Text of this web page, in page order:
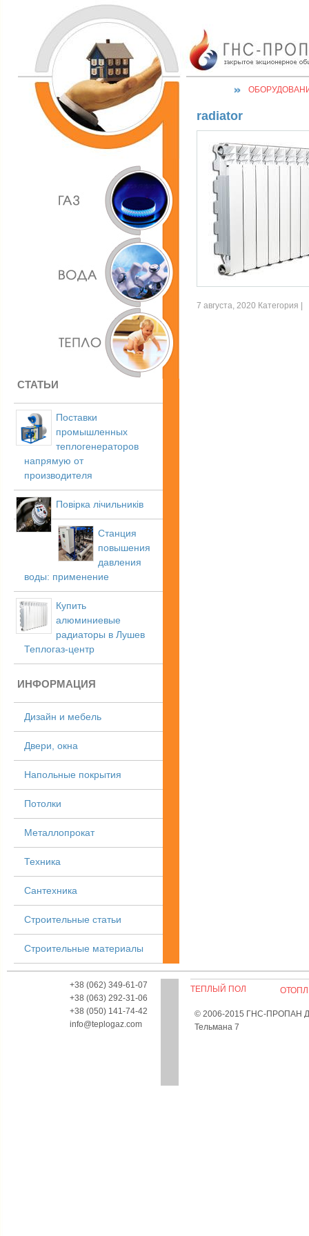
СТАТЬИ
Поставки
промышленных
теплогенераторов
напрямую от
производителя
Повірка лічильників
Станция
повышения
давления
воды: применение
Купить
алюминиевые
радиаторы в Лушев
Теплогаз-центр
ИНФОРМАЦИЯ
Дизайн и мебель
Двери, окна
Напольные покрытия
Потолки
Металлопрокат
Техника
Сантехника
Строительные статьи
Строительные материалы
radiator
7 августа, 2020 Категория |
+38 (062) 349-61-07
+38 (063) 292-31-06
+38 (050) 141-74-42
info@teplogaz.com
ТЕПЛЫЙ ПОЛ
© 2006-2015 ГНС-ПРОПАН
Тельмана 7